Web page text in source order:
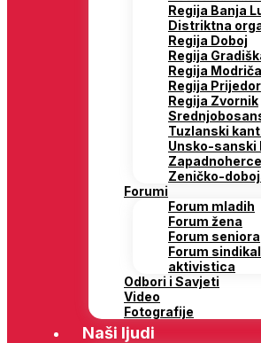
Regija Banja
Distriktna
Regija Doboj
Regija
Regija Modriča
Regija Prijedor
Regija Zvornik
Tuzlanski
Unsko-sanski
Zeničko-
Forumi
Forum mladih
Forum žena
Forum seniora
Forum
aktivistica
Odbori i Savjeti
Video
Fotografije
Naši ljudi